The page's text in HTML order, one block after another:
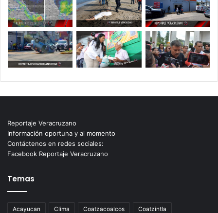
Reportaje Veracruzano
Información oportuna y al momento
Contáctenos en redes sociales:
Facebook Reportaje Veracruzano
Temas
Acayucan Clima Coatzacoalcos Coatzintla